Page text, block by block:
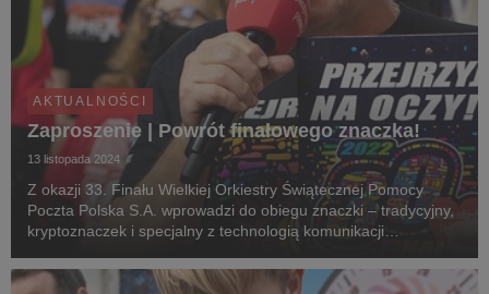
AKTUALNOŚCI
Zaproszenie | Powrót finałowego znaczka!
13 listopada 2024
Z okazji 33. Finału Wielkiej Orkiestry Świątecznej Pomocy
Poczta Polska S.A. wprowadzi do obiegu znaczki – tradycyjny,
kryptoznaczek i specjalny z technologią komunikacji
umożliwiającą szybką wymianę danych między urządzeniam...